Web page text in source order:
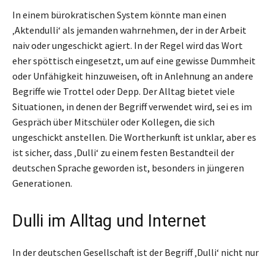
In einem bürokratischen System könnte man einen
‚Aktendulli‘ als jemanden wahrnehmen, der in der Arbeit
naiv oder ungeschickt agiert. In der Regel wird das Wort
eher spöttisch eingesetzt, um auf eine gewisse Dummheit
oder Unfähigkeit hinzuweisen, oft in Anlehnung an andere
Begriffe wie Trottel oder Depp. Der Alltag bietet viele
Situationen, in denen der Begriff verwendet wird, sei es im
Gespräch über Mitschüler oder Kollegen, die sich
ungeschickt anstellen. Die Wortherkunft ist unklar, aber es
ist sicher, dass ‚Dulli‘ zu einem festen Bestandteil der
deutschen Sprache geworden ist, besonders in jüngeren
Generationen.
Dulli im Alltag und Internet
In der deutschen Gesellschaft ist der Begriff ‚Dulli‘ nicht nur